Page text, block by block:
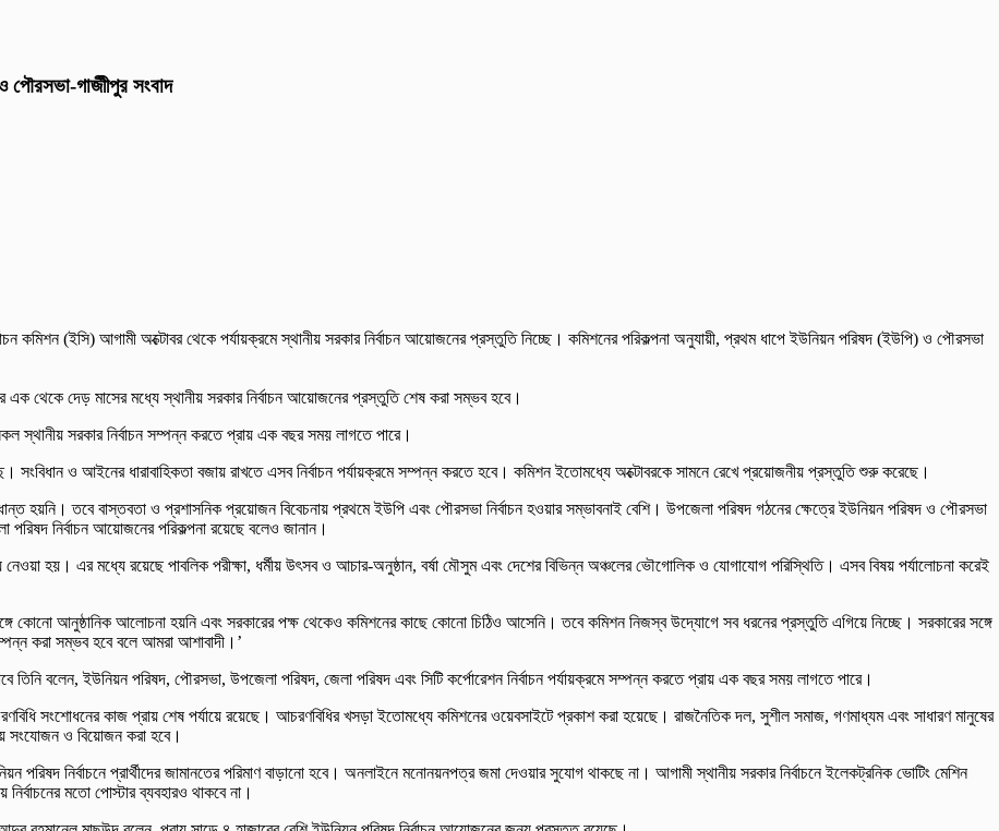
পৌরসভা-গাজীীপুর সংবাদ
কমিশন (ইসি) আগামী অক্টোবর থেকে পর্যায়ক্রমে স্থানীয় সরকার নির্বাচন আয়োজনের প্রস্তুতি নিচ্ছে। কমিশনের পরিকল্পনা অনুযায়ী, প্রথম ধাপে ইউনিয়ন পরিষদ (ইউপি) ও পৌরসভা
এক থেকে দেড় মাসের মধ্যে স্থানীয় সরকার নির্বাচন আয়োজনের প্রস্তুতি শেষ করা সম্ভব হবে।
স্থানীয় সরকার নির্বাচন সম্পন্ন করতে প্রায় এক বছর সময় লাগতে পারে।
সংবিধান ও আইনের ধারাবাহিকতা বজায় রাখতে এসব নির্বাচন পর্যায়ক্রমে সম্পন্ন করতে হবে। কমিশন ইতোমধ্যে অক্টোবরকে সামনে রেখে প্রয়োজনীয় প্রস্তুতি শুরু করেছে।
হয়নি। তবে বাস্তবতা ও প্রশাসনিক প্রয়োজন বিবেচনায় প্রথমে ইউপি এবং পৌরসভা নির্বাচন হওয়ার সম্ভাবনাই বেশি। উপজেলা পরিষদ গঠনের ক্ষেত্রে ইউনিয়ন পরিষদ ও পৌরসভা
নির্বাচন আয়োজনের পরিকল্পনা রয়েছে বলেও জানান।
নেওয়া হয়। এর মধ্যে রয়েছে পাবলিক পরীক্ষা, ধর্মীয় উৎসব ও আচার-অনুষ্ঠান, বর্ষা মৌসুম এবং দেশের বিভিন্ন অঞ্চলের ভৌগোলিক ও যোগাযোগ পরিস্থিতি। এসব বিষয় পর্যালোচনা করেই
কোনো আনুষ্ঠানিক আলোচনা হয়নি এবং সরকারের পক্ষ থেকেও কমিশনের কাছে কোনো চিঠিও আসেনি। তবে কমিশন নিজস্ব উদ্যোগে সব ধরনের প্রস্তুতি এগিয়ে নিচ্ছে। সরকারের সঙ্গে
করা সম্ভব হবে বলে আমরা আশাবাদী।’
বলেন, ইউনিয়ন পরিষদ, পৌরসভা, উপজেলা পরিষদ, জেলা পরিষদ এবং সিটি কর্পোরেশন নির্বাচন পর্যায়ক্রমে সম্পন্ন করতে প্রায় এক বছর সময় লাগতে পারে।
সংশোধনের কাজ প্রায় শেষ পর্যায়ে রয়েছে। আচরণবিধির খসড়া ইতোমধ্যে কমিশনের ওয়েবসাইটে প্রকাশ করা হয়েছে। রাজনৈতিক দল, সুশীল সমাজ, গণমাধ্যম এবং সাধারণ মানুষের
সংযোজন ও বিয়োজন করা হবে।
নির্বাচনে প্রার্থীদের জামানতের পরিমাণ বাড়ানো হবে। অনলাইনে মনোনয়নপত্র জমা দেওয়ার সুযোগ থাকছে না। আগামী স্থানীয় সরকার নির্বাচনে ইলেকট্রনিক ভোটিং মেশিন
মতো পোস্টার ব্যবহারও থাকবে না।